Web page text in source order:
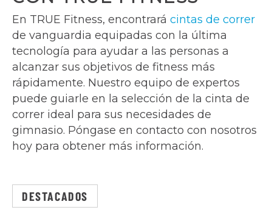
En TRUE Fitness, encontrará cintas de correr
de vanguardia equipadas con la última
tecnología para ayudar a las personas a
alcanzar sus objetivos de fitness más
rápidamente. Nuestro equipo de expertos
puede guiarle en la selección de la cinta de
correr ideal para sus necesidades de
gimnasio. Póngase en contacto con nosotros
hoy para obtener más información.
DESTACADOS